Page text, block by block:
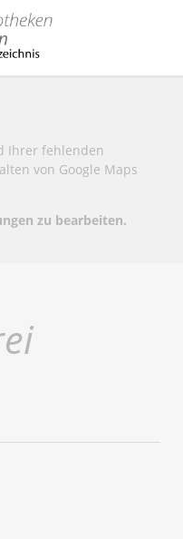
Ihrer fehlenden
von Google Maps
zu bearbeiten.